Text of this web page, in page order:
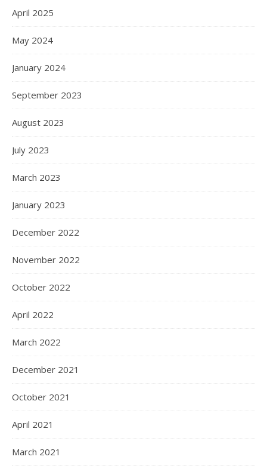
April 2025
May 2024
January 2024
September 2023
August 2023
July 2023
March 2023
January 2023
December 2022
November 2022
October 2022
April 2022
March 2022
December 2021
October 2021
April 2021
March 2021